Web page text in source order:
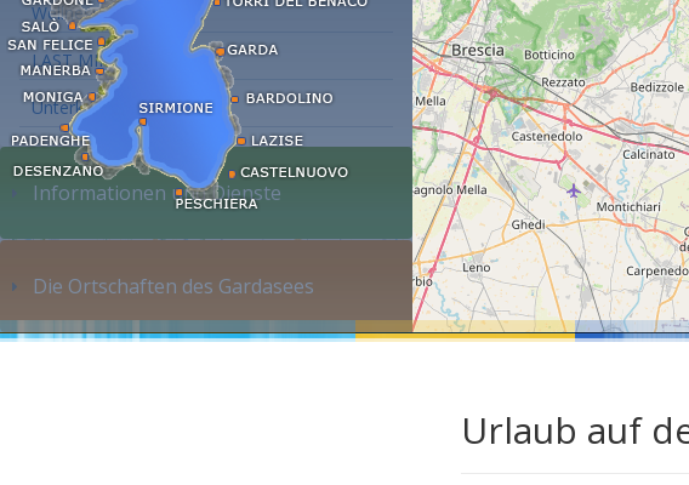
Wellness Hotel
LAST MINUTE
Unterkunft suchen...
Informationen und Dienste
Die Ortschaften des Gardasees
Urlaub auf